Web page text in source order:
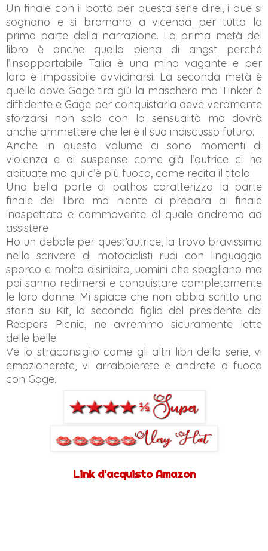
Un finale con il botto per questa serie direi, i due si
sognano e si bramano a vicenda per tutta la
prima parte della narrazione. La prima metà del
libro è anche quella piena di angst perché
l’insopportabile Talia è una mina vagante e per
loro è impossibile avvicinarsi. La seconda metà è
quella dove Gage tira giù la maschera ma Tinker è
diffidente e Gage per conquistarla deve veramente
sforzarsi non solo con la sensualità ma dovrà
anche ammettere che lei è il suo indiscusso futuro.
Anche in questo volume ci sono momenti di
violenza e di suspense come già l’autrice ci ha
abituate ma qui c’è più fuoco, come recita il titolo.
Una bella parte di pathos caratterizza la parte
finale del libro ma niente ci prepara al finale
inaspettato e commovente al quale andremo ad
assistere
Ho un debole per quest’autrice, la trovo bravissima
nello scrivere di motociclisti rudi con linguaggio
sporco e molto disinibito, uomini che sbagliano ma
poi sanno redimersi e conquistare completamente
le loro donne. Mi spiace che non abbia scritto una
storia su Kit, la seconda figlia del presidente dei
Reapers Picnic, ne avremmo sicuramente lette
delle belle.
Ve lo straconsiglio come gli altri libri della serie, vi
emozionerete, vi arrabbierete e andrete a fuoco
con Gage.
Link d'acquisto Amazon